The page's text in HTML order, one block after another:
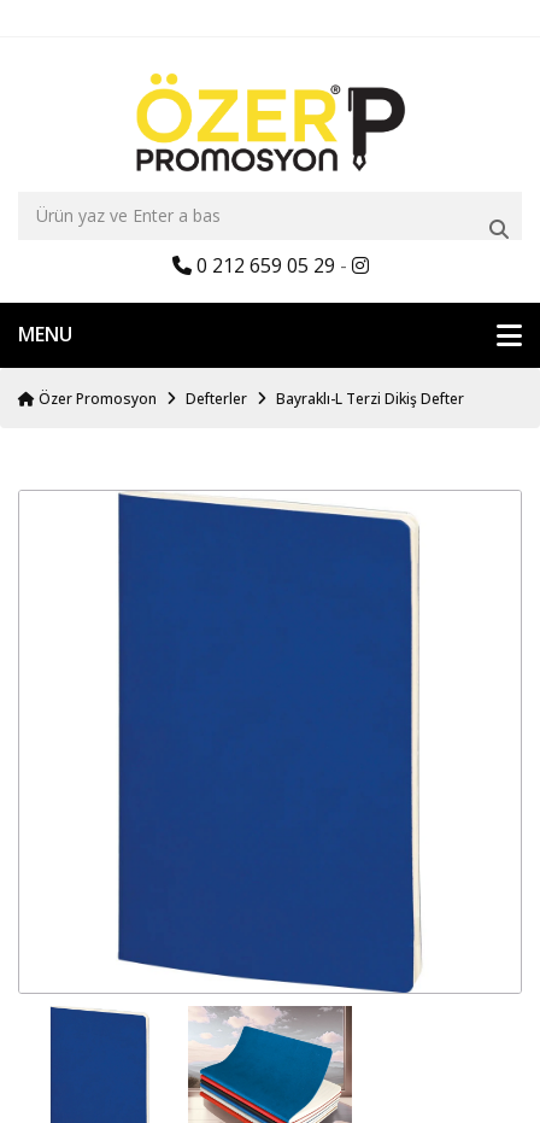
0 212 659 05 29 -
MENU
Özer Promosyon Defterler Bayraklı-L Terzi Dikiş Defter